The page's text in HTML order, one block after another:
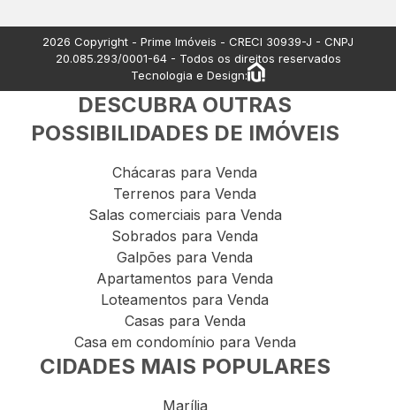
Apartamentos à venda
2026 Copyright - Prime Imóveis - CRECI 30939-J - CNPJ
20.085.293/0001-64- Todos os direitos reservados
Tecnologia e Design:
DESCUBRA OUTRAS
POSSIBILIDADES DE IMÓVEIS
Chácaras para Venda
Terrenos para Venda
Salas comerciais para Venda
Sobrados para Venda
Galpões para Venda
Apartamentos para Venda
Loteamentos para Venda
Casas para Venda
Casa em condomínio para Venda
CIDADES MAIS POPULARES
Marília